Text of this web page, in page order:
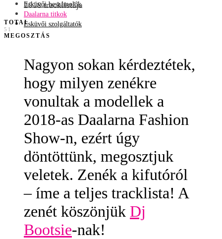
Esküvői beszámolók
Daalarna titkok
Esküvői szolgáltatók
TOTAL
51
MEGOSZTÁS
Nagyon sokan kérdeztétek,
hogy milyen zenékre
vonultak a modellek a
2018-as Daalarna Fashion
Show-n, ezért úgy
döntöttünk, megosztjuk
veletek. Zenék a kifutóról
– íme a teljes tracklista! A
zenét köszönjük Dj
Bootsie-nak!